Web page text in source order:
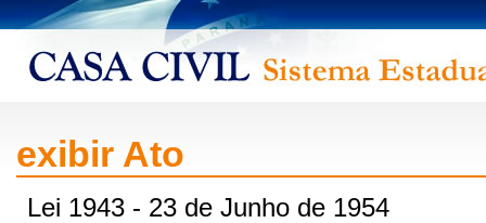
exibir Ato
Lei 1943 - 23 de Junho de 1954